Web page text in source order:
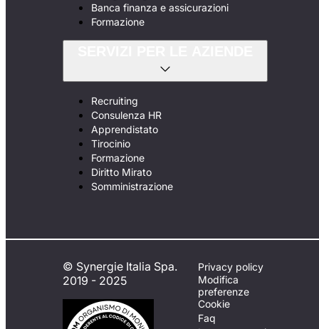
Banca finanza e assicurazioni
Formazione
Recruiting
Consulenza HR
Apprendistato
Tirocinio
Formazione
Diritto Mirato
Somministrazione
© Synergie Italia Spa.
2019 - 2025
Privacy policy
Modifica
preferenze
Cookie
Faq